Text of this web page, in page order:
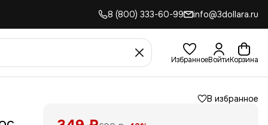
8 (800) 333-60-99 info@3dollara.ru
ИзбранноеВойтиКорзина
В избранное